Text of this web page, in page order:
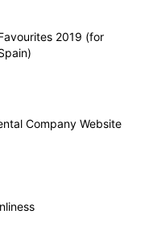
2019 (for
Company Website